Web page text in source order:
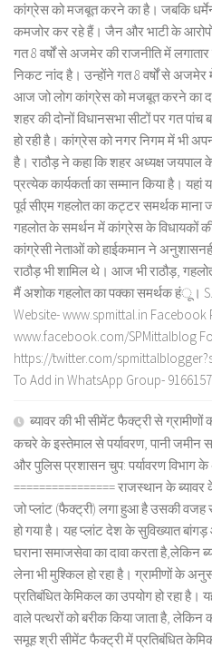
कांग्रेस को मजबूत करने का है। जबकि
कमजोर कर रहे हैं। जैन और भाटी के आरोपों
गत 8 वर्षों से अजमेर की राजनीति में
निकट नांद है। उन्होंने गत 8 वर्षों से
आज जो लोग कांग्रेस को मजबूत करने का
शहर की दोनों विधानसभा सीटों पर गत पांच
हो रही है। कांग्रेस को नगर निगम में भी
है। राठौड़ ने कहा कि शहर अध्यक्ष
प्रत्येक कार्यकर्ता का सम्मान किया है।
पूर्व सीएम गहलोत का कट्टर समर्थक
गहलोत के समर्थन में कांग्रेस के विधायकों
कांग्रेसी नेताओं को हाईकमान ने
राठौड़ भी शामिल थे। आज भी राठौड़,
मैं अशोक गहलोत का पक्का समर्थक हंू।
Website- www.spmittal.in Facebook
www.facebook.com/SPMittalblog
https://twitter.com/
To Add in WhatsApp Group-
ब्यावर की भी सीमेंट फैक्ट्री से
कचरे के इस्तेमाल से पर्यावरण, पानी जमीन
और पुलिस प्रशासन चुप: पर्यावरण विभाग
================ राजस्थान के
जो प्लांट (फैक्ट्री) लगा हुआ है उसकी वजह
हो गया है। यह प्लांट देश के सुविख्यात
घराना समाजसेवा का दावा करता है,लेकिन
लेना भी मुश्किल हो रहा है। ग्रामीणों के
प्रतिबंधित केमिकल का उपयोग हो रहा
वाले पत्थरों को बरीक किया जाता है,
समूह श्री सीमेंट फैक्ट्री में प्रतिबंधित